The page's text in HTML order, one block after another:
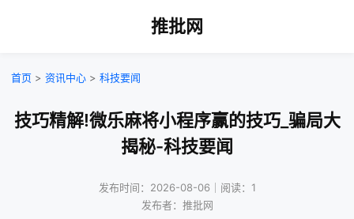
推批网
首页 > 资讯中心 > 科技要闻
技巧精解!微乐麻将小程序赢的技巧_骗局大
揭秘-科技要闻
发布时间：2026-08-06｜阅读：1
发布者：推批网